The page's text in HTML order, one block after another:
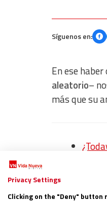
Síguenos en:
En ese
aleatorio–
más que su
Privacy Settings
Clicking on the "Deny"